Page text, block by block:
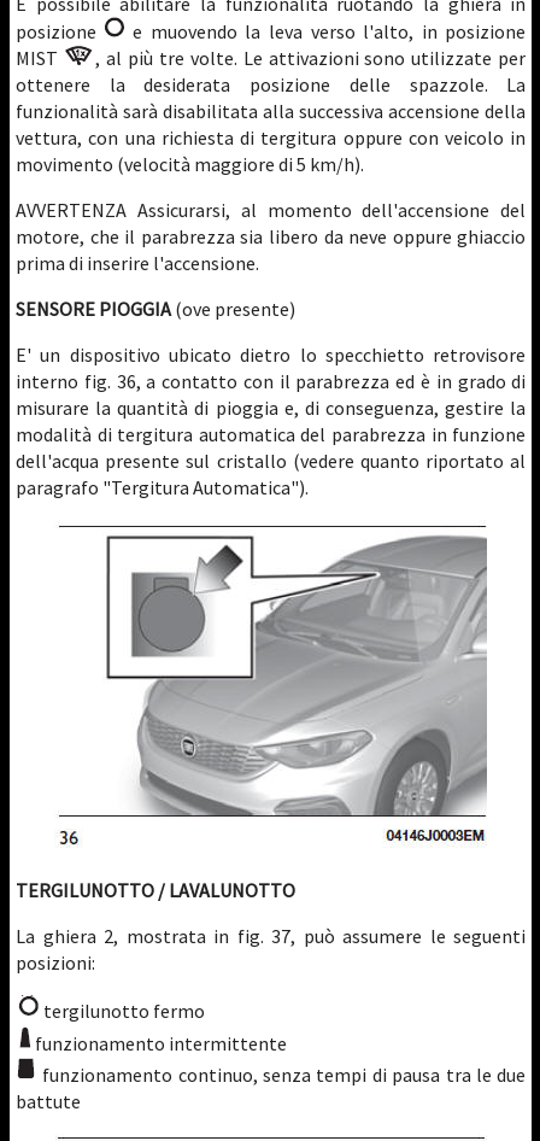
posizione
e muovendo la leva verso l'alto, in posizione
MIST
, al più tre volte. Le attivazioni sono utilizzate per
ottenere la desiderata posizione delle spazzole. La
funzionalità sarà disabilitata alla successiva accensione della
vettura, con una richiesta di tergitura oppure con veicolo in
movimento (velocità maggiore di 5 km/h).
AVVERTENZA Assicurarsi, al momento dell'accensione del
motore, che il parabrezza sia libero da neve oppure ghiaccio
prima di inserire l'accensione.
SENSORE PIOGGIA(ove presente)
E' un dispositivo ubicato dietro lo specchietto retrovisore
interno fig. 36, a contatto con il parabrezza ed è in grado di
misurare la quantità di pioggia e, di conseguenza, gestire la
modalità di tergitura automatica del parabrezza in funzione
dell'acqua presente sul cristallo (vedere quanto riportato al
paragrafo "Tergitura Automatica").
TERGILUNOTTO / LAVALUNOTTO
La ghiera 2, mostrata in fig. 37, può assumere le seguenti
posizioni:
tergilunotto fermo
funzionamento intermittente
funzionamento continuo, senza tempi di pausa tra le due
battute